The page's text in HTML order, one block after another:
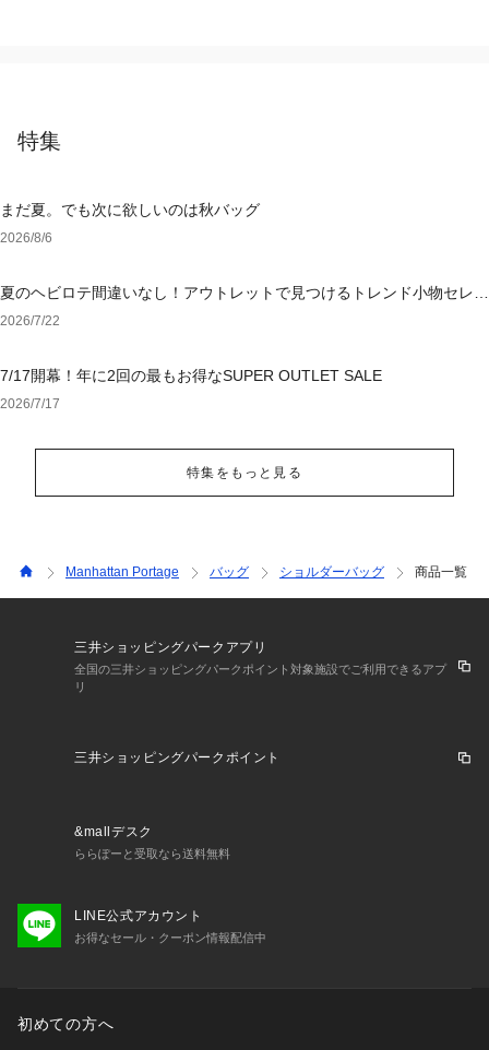
特集
まだ夏。でも次に欲しいのは秋バッグ
2026/8/6
夏のヘビロテ間違いなし！アウトレットで見つけるトレンド小物セレク
ション
2026/7/22
7/17開幕！年に2回の最もお得なSUPER OUTLET SALE
2026/7/17
特集をもっと見る
Manhattan Portage バッグ ショルダーバッグ 商品一覧
三井ショッピングパークアプリ
全国の三井ショッピングパークポイント対象施設でご利用できるアプ
リ
三井ショッピングパークポイント
&mallデスク
ららぽーと受取なら送料無料
LINE公式アカウント
お得なセール・クーポン情報配信中
初めての方へ